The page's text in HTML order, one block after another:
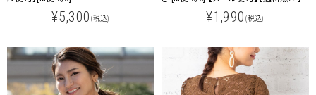
¥5,300 (税込) ¥1,990 (税込)